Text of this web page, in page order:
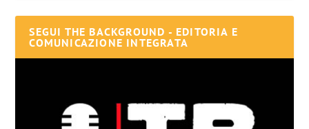
SEGUI THE BACKGROUND - EDITORIA E
COMUNICAZIONE INTEGRATA